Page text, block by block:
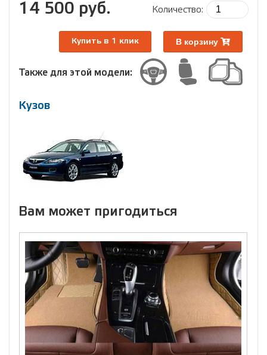
Кузов
14 500 руб. Количество:
Купить в 1 клик В корзину
Также для этой модели:
Вам может пригодиться